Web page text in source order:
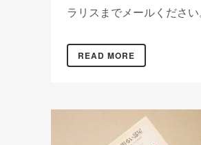
ラリスまでメールください
READ MORE